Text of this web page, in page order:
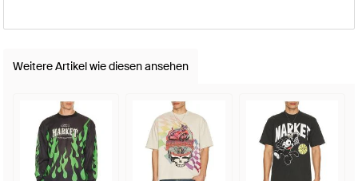
Weitere Artikel wie diesen ansehen